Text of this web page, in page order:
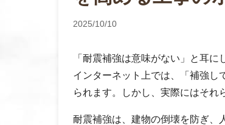
2025/10/10
「耐震補強は意味がない」と耳に
インターネット上では、「補強し
られます。しかし、実際にはそれ
耐震補強は、建物の倒壊を防ぎ、